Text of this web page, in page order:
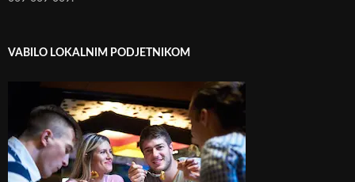
VABILO LOKALNIM PODJETNIKOM